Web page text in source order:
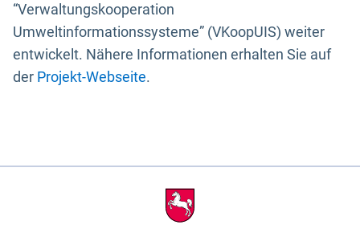
“Verwaltungskooperation
Umweltinformationssysteme” (VKoopUIS) weiter
entwickelt. Nähere Informationen erhalten Sie auf
der Projekt-Webseite.